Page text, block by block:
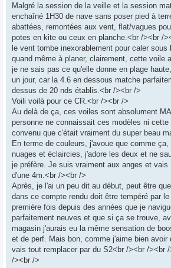
Malgré la session de la veille et la session
enchaîné 1H30 de nave sans poser pied à
abattées, remontées aux vent, flat/vagues
potes en kite ou ceux en planche.<br /><br /
le vent tombe inexorablement pour caler
quand même à planer, clairement, cette voile
je ne sais pas ce qu'elle donne en plage
un jour, car la 4.6 en dessous matche
dessus de 20 nds établis.<br /><br />
Voili voilà pour ce CR.<br /><br />
Au delà de ça, ces voiles sont absolument
personne ne connaissait ces modèles ni
convenu que c'était vraiment du super beau
En terme de couleurs, j'avoue que comme
nuages et éclaircies, j'adore les deux et ne
je préfère. Je suis vraiment aux anges et vais
d'une 4m.<br /><br />
Après, je l'ai un peu dit au début, peut être
dans ce compte rendu doit être tempéré par
première fois depuis des années que je
parfaitement neuves et que si ça se trouve,
magasin j'aurais eu la même sensation de
et de perf. Mais bon, comme j'aime bien
vais tout remplacer par du S2<br /><br /><br
/><br />